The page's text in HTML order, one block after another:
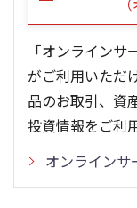
「オンライン
がご利用いただ
品のお取引、資
投資情報をご利
オンラインサ